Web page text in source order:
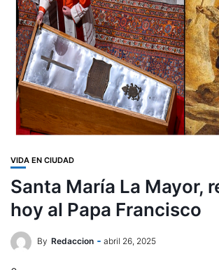
VIDA EN CIUDAD
Santa María La Mayor,
hoy al Papa Francisco
By Redaccion abril 26, 2025